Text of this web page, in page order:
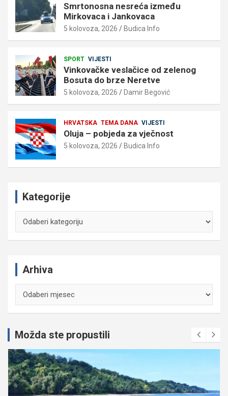
Smrtonosna nesreća između
Mirkovaca i Jankovaca
5 kolovoza, 2026 Budica Info
SPORT VIJESTI
Vinkovačke veslačice od zelenog
Bosuta do brze Neretve
5 kolovoza, 2026 Damir Begović
HRVATSKA TEMA DANA VIJESTI
Oluja – pobjeda za vječnost
5 kolovoza, 2026 Budica Info
Kategorije
Arhiva
Možda ste propustili